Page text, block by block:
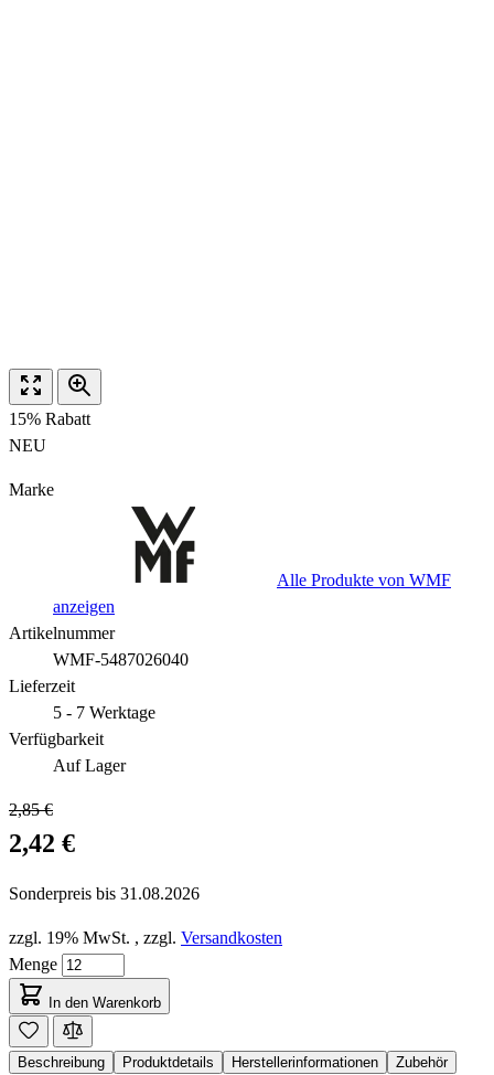
15% Rabatt
NEU
Marke
Alle Produkte von WMF
anzeigen
Artikelnummer
WMF-5487026040
Lieferzeit
5 - 7 Werktage
Verfügbarkeit
Auf Lager
2,85 €
2,42 €
Sonderpreis bis 31.08.2026
zzgl. 19% MwSt. , zzgl. Versandkosten
Menge
In den Warenkorb
Beschreibung Produktdetails Herstellerinformationen Zubehör